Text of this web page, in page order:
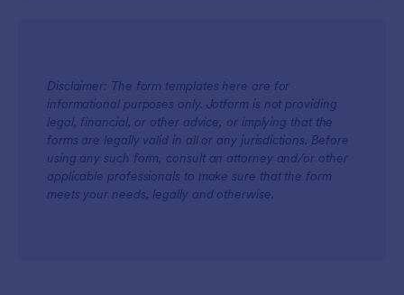
Disclaimer: The form templates here are for
informational purposes only. Jotform is not providing
legal, financial, or other advice, or implying that the
forms are legally valid in all or any jurisdictions. Before
using any such form, consult an attorney and/or other
applicable professionals to make sure that the form
meets your needs, legally and otherwise.